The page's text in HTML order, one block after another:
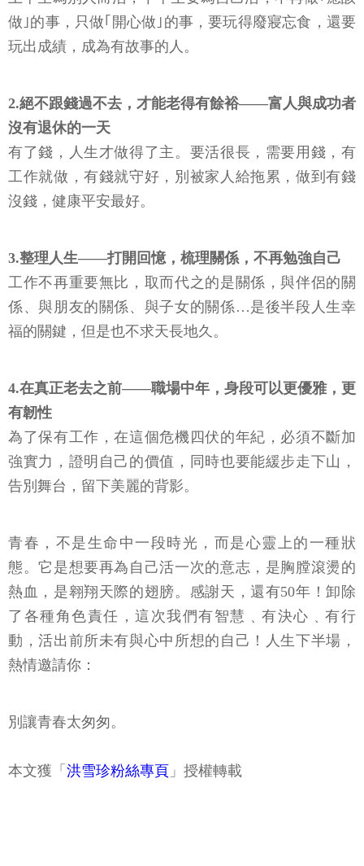
做｣的事，只做｢開心做｣的事，要玩得廢寢忘食，還要
玩出成績，成為有故事的人。
2.絕不跟錢過不去，才能老得有餘裕——富人與成功者
沒有退休的一天
有了錢，人生才做得了主。要活很長，需要用錢，有
工作就做，有錢就守好，別被家人給拖累，做到有錢
沒錢，健康平安最好。
3.整理人生——打開回憶，梳理關係，不再勉強自己
工作不再重要無比，取而代之的是關係，與伴侶的關
係、與朋友的關係、與子女的關係…是後半段人生幸
福的關鍵，但是也不求天長地久。
4.在真正老去之前——職場中年，身段可以更優雅，更
有韌性
為了保有工作，在這個危機四伏的年紀，必須不斷加
強實力，證明自己的價值，同時也要能緩步走下山，
告別舞台，留下美麗的背影。
青春，不是生命中一段時光，而是心靈上的一種狀
態。它是想要再為自己活一次的意志，是胸膛滾燙的
熱血，是翱翔天際的翅膀。感謝天，還有50年！卸除
了各種角色責任，這次我們有智慧﹑有決心﹑有行
動，活出前所未有與心中所想的自己！人生下半場，
熱情邀請你：
別讓青春太匆匆。
本文獲「 洪雪珍粉絲專頁 」授權轉載